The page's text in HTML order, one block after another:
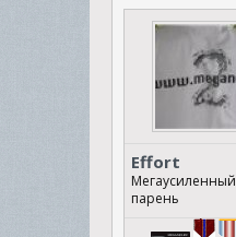
Effort
Мегаусиленный
парень